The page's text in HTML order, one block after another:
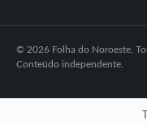
© 2026 Folha do Noroeste.
Conteúdo independente.